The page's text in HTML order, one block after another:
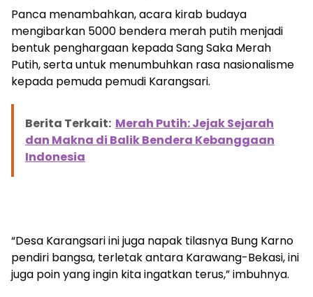
Panca menambahkan, acara kirab budaya
mengibarkan 5000 bendera merah putih menjadi
bentuk penghargaan kepada Sang Saka Merah
Putih, serta untuk menumbuhkan rasa nasionalisme
kepada pemuda pemudi Karangsari.
Berita Terkait: Merah Putih: Jejak Sejarah
dan Makna di Balik Bendera Kebanggaan
Indonesia
“Desa Karangsari ini juga napak tilasnya Bung Karno
pendiri bangsa, terletak antara Karawang-Bekasi, ini
juga poin yang ingin kita ingatkan terus,” imbuhnya.